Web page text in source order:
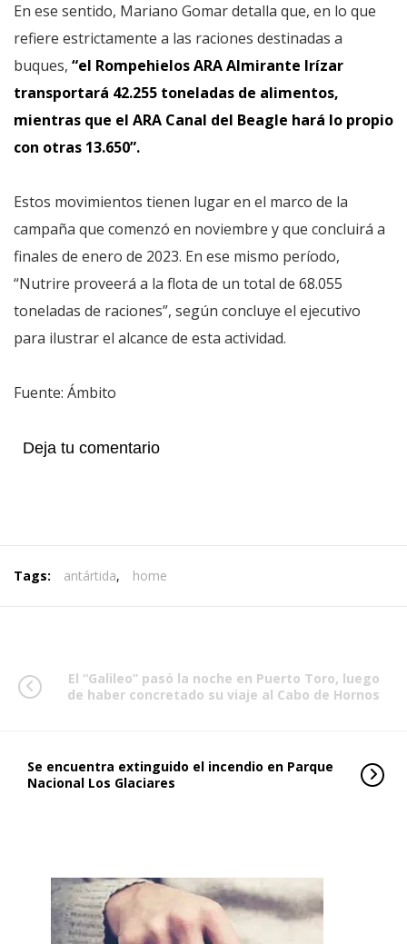
En ese sentido, Mariano Gomar detalla que, en lo que
refiere estrictamente a las raciones destinadas a
buques, “el Rompehielos ARA Almirante Irízar
transportará 42.255 toneladas de alimentos,
mientras que el ARA Canal del Beagle hará lo propio
con otras 13.650”.
Estos movimientos tienen lugar en el marco de la
campaña que comenzó en noviembre y que concluirá a
finales de enero de 2023. En ese mismo período,
“Nutrire proveerá a la flota de un total de 68.055
toneladas de raciones”, según concluye el ejecutivo
para ilustrar el alcance de esta actividad.
Fuente: Ámbito
Deja tu comentario
Tags: antártida, home
El “Galileo” pasó la noche en Puerto Toro, luego
de haber concretado su viaje al Cabo de Hornos
Se encuentra extinguido el incendio en Parque
Nacional Los Glaciares